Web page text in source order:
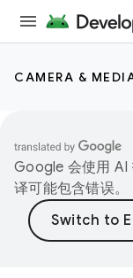
CAMERA &
Google 会使用 AI
译可能包含错误。